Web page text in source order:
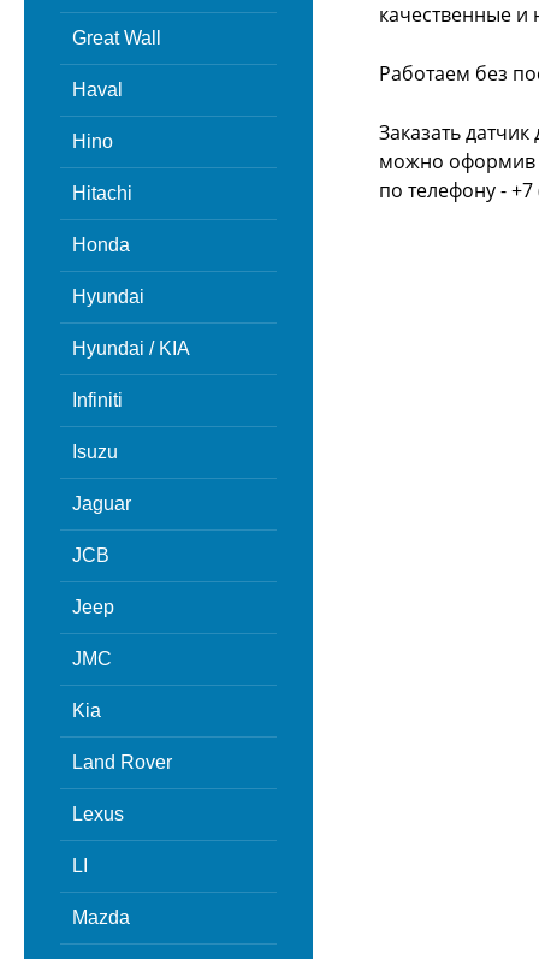
Great Wall
Haval
Hino
Hitachi
Honda
Hyundai
Hyundai / KIA
Infiniti
Isuzu
Jaguar
JCB
Jeep
JMC
Kia
Land Rover
Lexus
LI
Mazda
качественные и
Работаем без
Заказать
можно оформив
по телефону -